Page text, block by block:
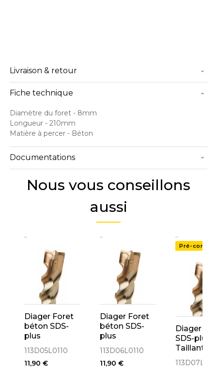
Livraison & retour
Fiche technique
Diamètre du foret - 8mm
Longueur - 210mm
Matière à percer - Béton
Documentations
Nous vous conseillons
aussi
..
Diager Foret
béton SDS-
plus
taillants
(113D05L0110)
113D05L0110
11,90 €
..
Diager Foret
béton SDS-
plus
taillants
(113D06L0110)
113D06L0110
11,90 €
..
Pré-
Diager
SDS-plus
Taillants